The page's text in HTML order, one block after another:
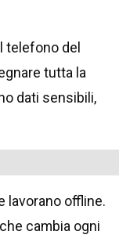
telefono del
tutta la
dati sensibili,
lavorano offline.
cambia ogni